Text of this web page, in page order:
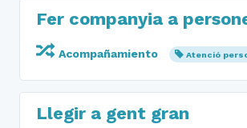
Fer companyia a
Acompañamiento Atenció
Llegir a gent gran